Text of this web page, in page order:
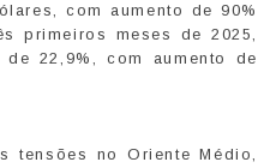
com aumento de 90%
primeiros meses de 2025,
22,9%, com aumento de
tensões no Oriente Médio,